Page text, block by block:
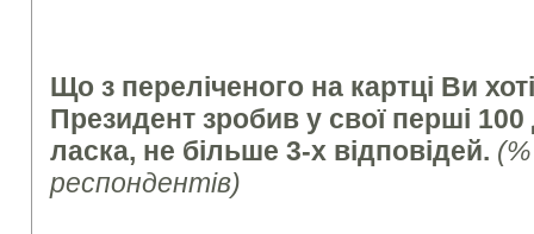
Що з переліченого на картці Ви
Президент зробив у свої перші
ласка, не більше 3-х відповідей.
респондентів)